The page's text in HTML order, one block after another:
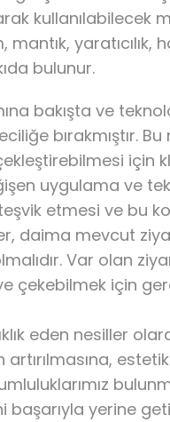
kullanılabilecek
yaratıcılık,
bulunur.
bakışta ve
bırakmıştır.
için
uygulama ve
etmesi ve bu
daima mevcut
Var olan
çekebilmek için
eden nesiller
artırılmasına,
başarıyla yerine